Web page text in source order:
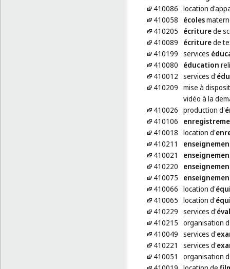
410086 location
410058
écoles
410205
écriturede
410089
écriturede
410199 services
410080
éducation
410012 services d'
410209 mise à
vidéo à la
410026 production d'
410106
410018 location d'
410211
410021
410220
410075
410066 location d'
410065 location d'
410229 services d'
410215 organisation
410049 services d'
410221
services d'
410051
organisation